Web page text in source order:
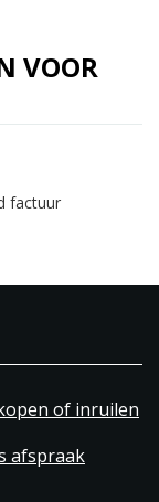
VOOR
factuur
of inruilen
afspraak